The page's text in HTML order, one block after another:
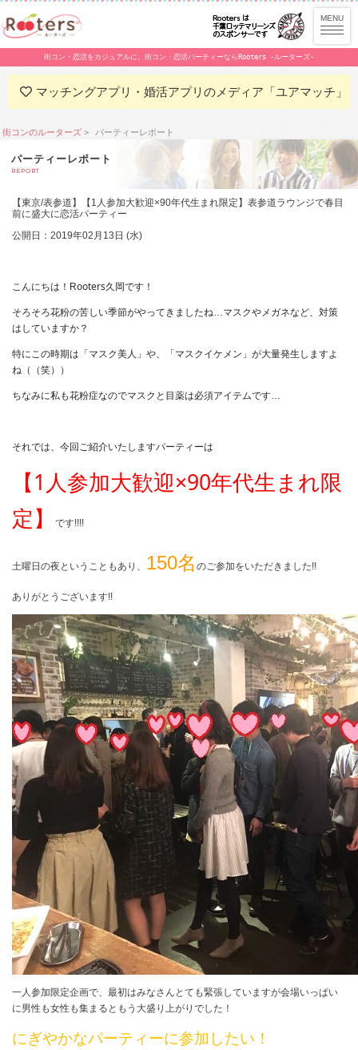
街コン・恋活をカジュアルに。街コン・恋活パーティーならRooters -ルーターズ-
マッチングアプリ・婚活アプリのメディア「ユアマッチ」
街コンのルーターズ パーティーレポート
パーティーレポート
REPORT
【東京/表参道】【1人参加大歓迎×90年代生まれ限定】表参道ラウンジで春目
前に盛大に恋活パーティー
公開日：2019年02月13日 (水)
こんにちは！Rooters久岡です！
そろそろ花粉の苦しい季節がやってきましたね…マスクやメガネなど、対策
はしていますか？
特にこの時期は「マスク美人」や、「マスクイケメン」が大量発生しますよ
ね（（笑））
ちなみに私も花粉症なのでマスクと目薬は必須アイテムです…
それでは、今回ご紹介いたしますパーティーは
【 1 人参加大歓迎×90年代生まれ限
定】
です!!!!
土曜日の夜ということもあり、 150名 のご参加をいただきました!!
ありがとうございます!!
一人参加限定企画で、最初はみなさんとても緊張していますが会場いっぱい
に男性も女性も集まるともう大盛り上がりでした！
にぎやかなパーティーに参加したい！